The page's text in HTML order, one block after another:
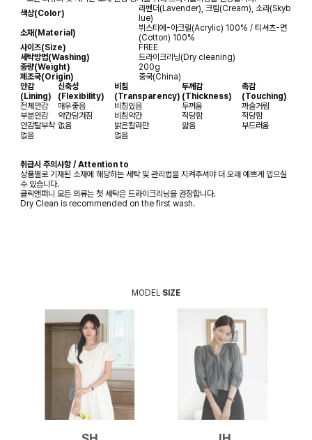
색상(Color)
라벤더(Lavender), 크림(Cream), 소라(Skyb
lue)
소재(Material)
뷔스티에-아크릴(Acrylic) 100% / 티셔츠-면
(Cotton) 100%
사이즈(Size)
FREE
세탁방법(Washing)
드라이크리닝(Dry cleaning)
중량(Weight)
200g
제조국(Origin)
중국(China)
안감
(Lining)
신축성
(Flexibility)
비침
(Transparency)
두께감
(Thickness)
촉감
(Touching)
전체안감
매우좋음 비침있음 두꺼움
까슬거림
부분안감
약간당겨짐 비침약간 적당함
적당함
안감탈부착 없음 밝은칼라만 얇음
부드러움
없음
없음
취급시 주의사항 / Attention to
상품별로 기재된 소재에 해당하는 세탁 및 관리법을 지켜주셔야 더 오래 예쁘게 입으실
수 있습니다.
클릭앤퍼니 모든 의류는 첫 세탁은 드라이크리닝을 권장합니다.
Dry Clean is recommended on the first wash.
MODEL SIZE